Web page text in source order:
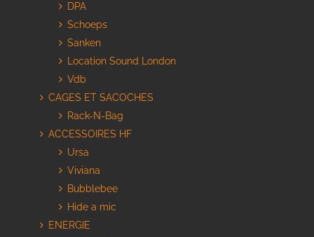
DPA
Schoeps
Sanken
Location Sound London
Vdb
CAGES ET SACOCHES
Rack-N-Bag
ACCESSOIRES HF
Ursa
Viviana
Bubblebee
Hide a mic
ENERGIE